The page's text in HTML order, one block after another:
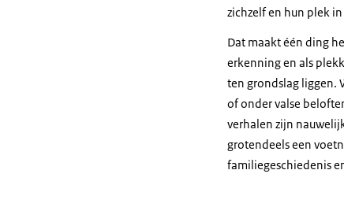
zichzelf en hun plek
Dat maakt één ding
erkenning en als
ten grondslag liggen.
of onder valse
verhalen zijn
grotendeels een
familiegeschiedenis